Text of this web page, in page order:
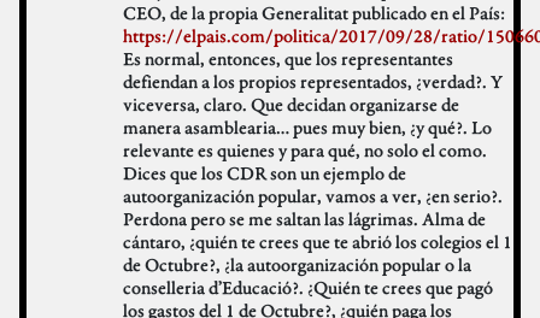
CEO, de la propia Generalitat publicado en el País:
https://elpais.com/politica/2017/09/28/ratio/
Es normal, entonces, que los representantes
defiendan a los propios representados, ¿verdad?. Y
viceversa, claro. Que decidan organizarse de
manera asamblearia… pues muy bien, ¿y qué?. Lo
relevante es quienes y para qué, no solo el como.
Dices que los CDR son un ejemplo de
autoorganización popular, vamos a ver, ¿en serio?.
Perdona pero se me saltan las lágrimas. Alma de
cántaro, ¿quién te crees que te abrió los colegios el 1
de Octubre?, ¿la autoorganización popular o la
conselleria d’Educació?. ¿Quién te crees que pagó
los gastos del 1 de Octubre?, ¿quién paga los